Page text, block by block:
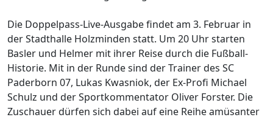
Die Doppelpass-Live-Ausgabe findet am 3. Februar in
der Stadthalle Holzminden statt. Um 20 Uhr starten
Basler und Helmer mit ihrer Reise durch die Fußball-
Historie. Mit in der Runde sind der Trainer des SC
Paderborn 07, Lukas Kwasniok, der Ex-Profi Michael
Schulz und der Sportkommentator Oliver Forster. Die
Zuschauer dürfen sich dabei auf eine Reihe amüsanter